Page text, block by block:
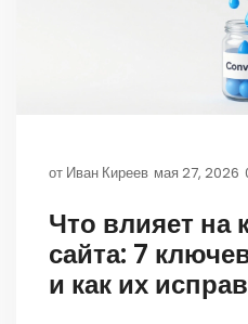
от Иван Киреев мая 27, 2026
Что влияет на
сайта: 7
и как их